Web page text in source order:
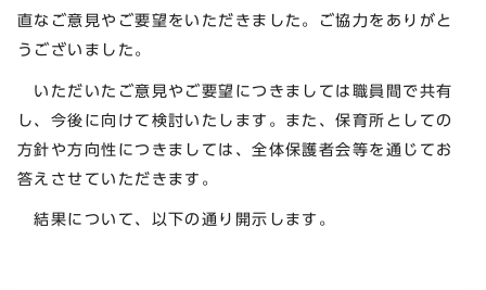
直なご意見やご要望をいただきました。ご協力をありがと
うございました。
いただいたご意見やご要望につきましては職員間で共有
し、今後に向けて検討いたします。また、保育所としての
方針や方向性につきましては、全体保護者会等を通じてお
答えさせていただきます。
結果について、以下の通り開示します。